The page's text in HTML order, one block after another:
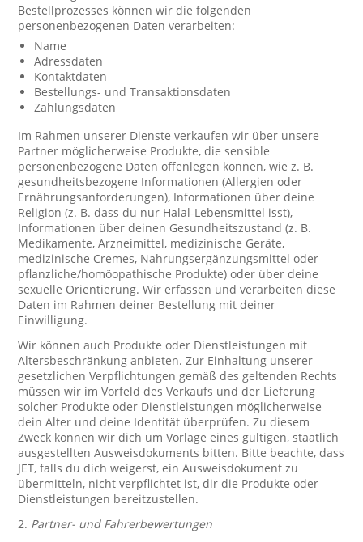
Bestellprozesses können wir die folgenden
personenbezogenen Daten verarbeiten:
Name
Adressdaten
Kontaktdaten
Bestellungs- und Transaktionsdaten
Zahlungsdaten
Im Rahmen unserer Dienste verkaufen wir über unsere
Partner möglicherweise Produkte, die sensible
personenbezogene Daten offenlegen können, wie z. B.
gesundheitsbezogene Informationen (Allergien oder
Ernährungsanforderungen), Informationen über deine
Religion (z. B. dass du nur Halal-Lebensmittel isst),
Informationen über deinen Gesundheitszustand (z. B.
Medikamente, Arzneimittel, medizinische Geräte,
medizinische Cremes, Nahrungsergänzungsmittel oder
pflanzliche/homöopathische Produkte) oder über deine
sexuelle Orientierung. Wir erfassen und verarbeiten diese
Daten im Rahmen deiner Bestellung mit deiner
Einwilligung.
Wir können auch Produkte oder Dienstleistungen mit
Altersbeschränkung anbieten. Zur Einhaltung unserer
gesetzlichen Verpflichtungen gemäß des geltenden Rechts
müssen wir im Vorfeld des Verkaufs und der Lieferung
solcher Produkte oder Dienstleistungen möglicherweise
dein Alter und deine Identität überprüfen. Zu diesem
Zweck können wir dich um Vorlage eines gültigen, staatlich
ausgestellten Ausweisdokuments bitten. Bitte beachte, dass
JET, falls du dich weigerst, ein Ausweisdokument zu
übermitteln, nicht verpflichtet ist, dir die Produkte oder
Dienstleistungen bereitzustellen.
2. Partner- und Fahrerbewertungen